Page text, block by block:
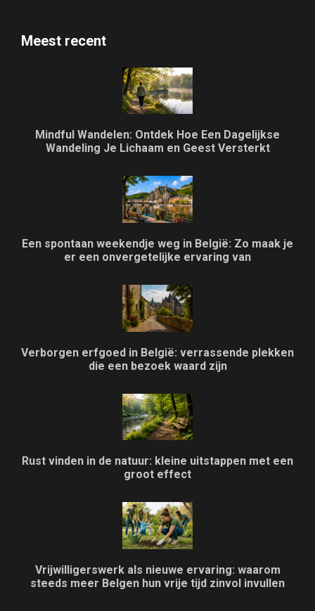
Meest recent
Mindful Wandelen: Ontdek Hoe Een Dagelijkse
Wandeling Je Lichaam en Geest Versterkt
Een spontaan weekendje weg in België: Zo maak je
er een onvergetelijke ervaring van
Verborgen erfgoed in België: verrassende plekken
die een bezoek waard zijn
Rust vinden in de natuur: kleine uitstappen met een
groot effect
Vrijwilligerswerk als nieuwe ervaring: waarom
steeds meer Belgen hun vrije tijd zinvol invullen